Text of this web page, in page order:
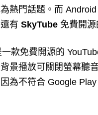
熱門話題。而
有 SkyTube 免費開源
款免費開源的
景播放可關閉螢幕聽
為不符合 Google